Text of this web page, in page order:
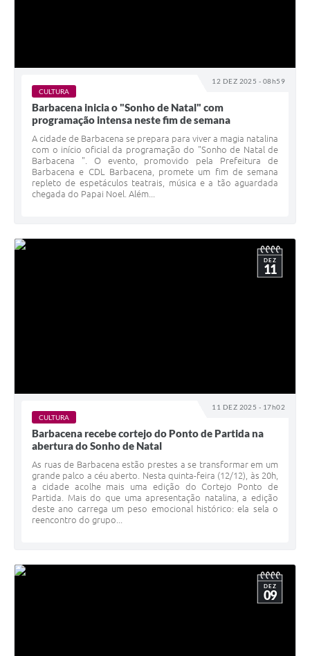
12 DEZ 2025 - 08h59
CULTURA
Barbacena inicia o "Sonho de Natal" com
programação intensa neste fim de semana
A cidade de Barbacena se prepara para viver a magia natalina
com o início oficial da programação do "Sonho de Natal de
Barbacena ". O evento, promovido pela Prefeitura de
Barbacena e CDL Barbacena, promete um fim de semana
repleto de espetáculos teatrais, música e a tão aguardada
chegada do Papai Noel. Além...
11 DEZ 2025 - 17h02
DEZ
11
CULTURA
Barbacena recebe cortejo do Ponto de Partida na
abertura do Sonho de Natal
As ruas de Barbacena estão prestes a se transformar em um
grande palco a céu aberto. Nesta quinta-feira (12/12), às 20h,
a cidade acolhe mais uma edição do Cortejo Ponto de
Partida. Mais do que uma apresentação natalina, a edição
deste ano carrega um peso emocional histórico: ela sela o
reencontro do grupo...
DEZ
09